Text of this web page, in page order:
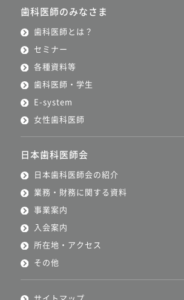
歯科医師のみなさま
歯科医師とは？
セミナー
各種資料等
歯科医師・学生
E-system
女性歯科医師
日本歯科医師会
日本歯科医師会の紹介
業務・財務に関する資料
事業案内
入会案内
所在地・アクセス
その他